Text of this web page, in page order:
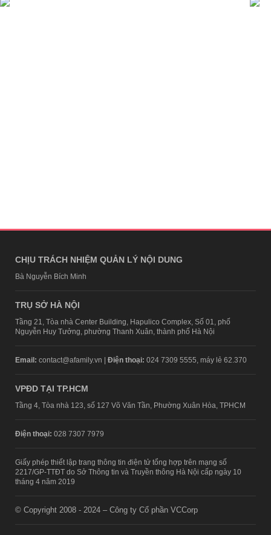
CHỊU TRÁCH NHIỆM QUẢN LÝ NỘI DUNG
Bà Nguyễn Bích Minh
TRỤ SỞ HÀ NỘI
Tầng 21, Tòa nhà Center Building, Hapulico Complex, Số 01, phố
Nguyễn Huy Tưởng, phường Thanh Xuân, thành phố Hà Nội
Email: contact@afamily.vn | Điện thoại: 024 7309 5555, máy lẻ 62.370
VPĐD TẠI TP.HCM
Tầng 4, Tòa nhà 123, số 127 Võ Văn Tần, Phường Xuân Hòa, TPHCM
Điện thoại: 028 7307 7979
Giấy phép thiết lập trang thông tin điện tử tổng hợp trên mạng số
2217/GP-TTĐT do Sở Thông tin và Truyền thông Hà Nội cấp ngày 10
tháng 4 năm 2019
© Copyright 2008 - 2024 – Công ty Cổ phần VCCorp